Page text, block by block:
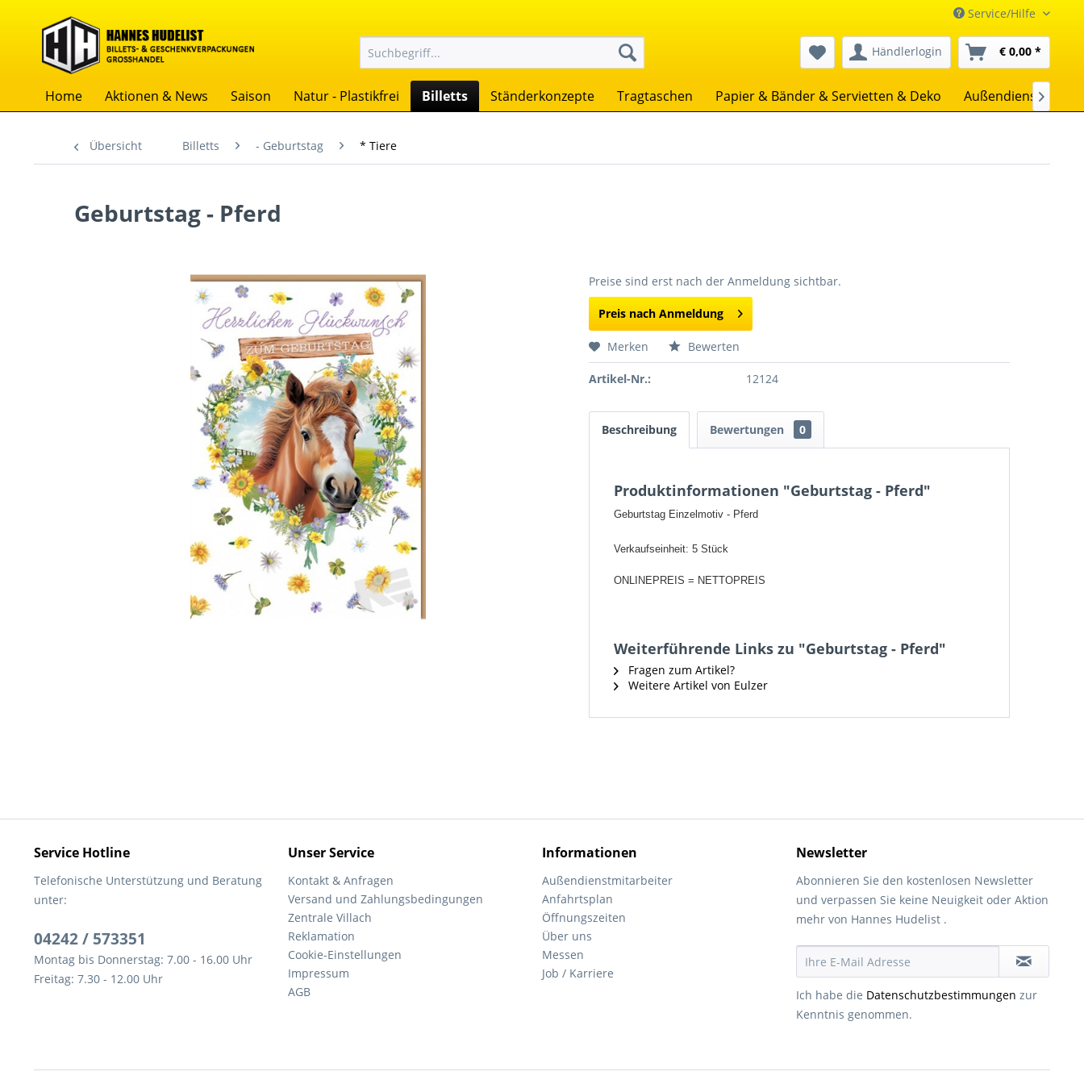
Service/Hilfe
Händlerlogin € 0,00 *
Home Aktionen & News Saison Natur - Plastikfrei Billetts Ständerkonzepte Tragtaschen Papier & Bänder & Servietten & Deko Außendienst
Übersicht Billetts - Geburtstag * Tiere
Geburtstag - Pferd
Preise sind erst nach der Anmeldung sichtbar.
Preis nach Anmeldung
Merken Bewerten
Artikel-Nr.: 12124
Beschreibung Bewertungen 0
Produktinformationen "Geburtstag - Pferd"
Geburtstag Einzelmotiv - Pferd
Verkaufseinheit: 5 Stück
ONLINEPREIS = NETTOPREIS
Weiterführende Links zu "Geburtstag - Pferd"
Fragen zum Artikel?
Weitere Artikel von Eulzer
Service Hotline
Telefonische Unterstützung und Beratung
unter:
04242 / 573351
Montag bis Donnerstag: 7.00 - 16.00 Uhr
Freitag: 7.30 - 12.00 Uhr
Unser Service
Kontakt & Anfragen
Versand und Zahlungsbedingungen
Zentrale Villach
Reklamation
Cookie-Einstellungen
Impressum
AGB
Informationen
Außendienstmitarbeiter
Anfahrtsplan
Öffnungszeiten
Über uns
Messen
Job / Karriere
Newsletter
Abonnieren Sie den kostenlosen Newsletter
und verpassen Sie keine Neuigkeit oder Aktion
mehr von Hannes Hudelist .
Ich habe die Datenschutzbestimmungen zur
Kenntnis genommen.